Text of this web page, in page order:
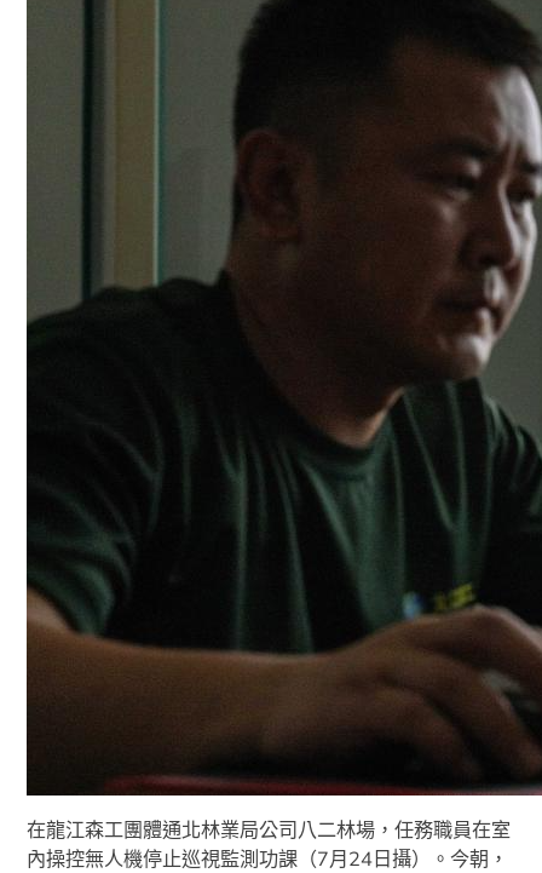
在龍江森工團體通北林業局公司八二林場，任務職員在室
內操控無人機停止巡視監測功課（7月24日攝）。今朝，